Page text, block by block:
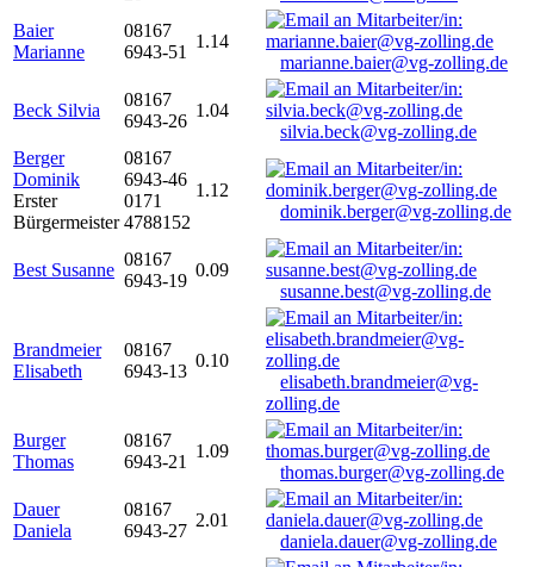
Baier
Marianne
08167
6943-51
1.14
marianne.baier@vg-zolling.de
Beck Silvia
08167
6943-26
1.04
silvia.beck@vg-zolling.de
Berger
Dominik
Erster
Bürgermeister
08167
6943-46
0171
4788152
1.12
dominik.berger@vg-zolling.de
Best Susanne
08167
6943-19
0.09
susanne.best@vg-zolling.de
Brandmeier
Elisabeth
08167
6943-13
0.10
elisabeth.brandmeier@vg-
zolling.de
Burger
Thomas
08167
6943-21
1.09
thomas.burger@vg-zolling.de
Dauer
Daniela
08167
6943-27
2.01
daniela.dauer@vg-zolling.de